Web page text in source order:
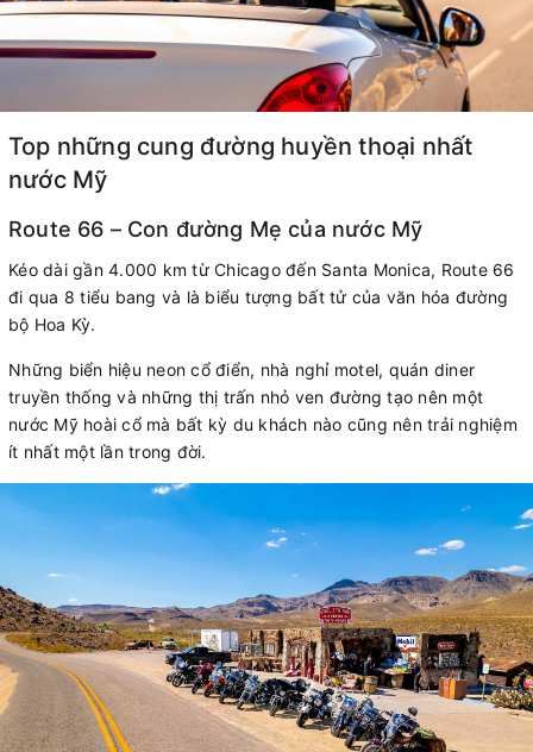
Top những cung đường huyền thoại nhất
nước Mỹ
Route 66 – Con đường Mẹ của nước Mỹ
Kéo dài gần 4.000 km từ Chicago đến Santa Monica, Route 66
đi qua 8 tiểu bang và là biểu tượng bất tử của văn hóa đường
bộ Hoa Kỳ.
Những biển hiệu neon cổ điển, nhà nghỉ motel, quán diner
truyền thống và những thị trấn nhỏ ven đường tạo nên một
nước Mỹ hoài cổ mà bất kỳ du khách nào cũng nên trải nghiệm
ít nhất một lần trong đời.